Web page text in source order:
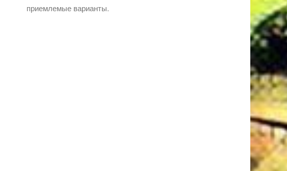
приемлемые варианты.